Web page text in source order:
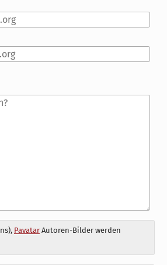
PavatarAutoren-Bilder werden